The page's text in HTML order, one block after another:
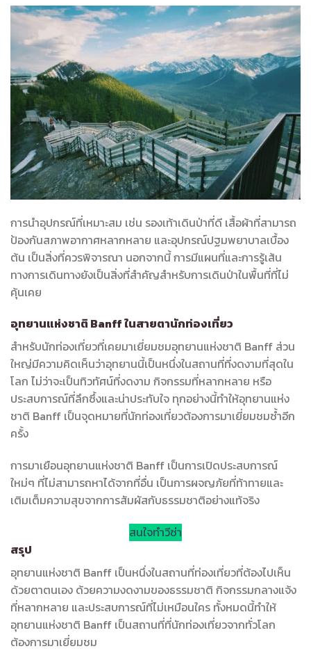
การนำอุปกรณ์ที่เหมาะสม เช่น รองเท้าเดินป่าที่ดี เสื้อผ้าที่สามารถ
ป้องกันสภาพอากาศหลากหลาย และอุปกรณ์ปฐมพยาบาลเบื้อง
ต้น เป็นสิ่งที่ควรพิจารณา นอกจากนี้ การมีแผนที่และการรู้เส้น
ทางการเดินทางยังเป็นสิ่งที่สำคัญสำหรับการเดินป่าในพื้นที่ที่ไม่
คุ้นเคย
อุทยานแห่งชาติ Banff ในสายตานักท่องเที่ยว
สำหรับนักท่องเที่ยวที่เคยมาเยี่ยมชมอุทยานแห่งชาติ Banff ส่วน
ใหญ่มีความคิดเห็นว่าอุทยานนี้เป็นหนึ่งในสถานที่ที่งดงามที่สุดใน
โลก ไม่ว่าจะเป็นทิวทัศน์ที่งดงาม กิจกรรมที่หลากหลาย หรือ
ประสบการณ์ที่ลึกซึ้งและน่าประทับใจ ทุกอย่างนี้ทำให้อุทยานแห่ง
ชาติ Banff เป็นจุดหมายที่นักท่องเที่ยวต้องการมาเยี่ยมชมซ้ำอีก
ครั้ง
การมาเยือนอุทยานแห่งชาติ Banff เป็นการเปิดประสบการณ์
ใหม่ๆ ที่ไม่สามารถหาได้จากที่อื่น เป็นการผจญภัยที่ท้าทายและ
เติมเต็มความสุขจากการสัมผัสกับธรรมชาติอย่างแท้จริง
สนใจทำวีซ่า
สรุป
อุทยานแห่งชาติ Banff เป็นหนึ่งในสถานที่ท่องเที่ยวที่ต้องไปเห็น
ด้วยตาตนเอง ด้วยความงดงามของธรรมชาติ กิจกรรมกลางแจ้ง
ที่หลากหลาย และประสบการณ์ที่ไม่เหมือนใคร ทั้งหมดนี้ทำให้
อุทยานแห่งชาติ Banff เป็นสถานที่ที่นักท่องเที่ยวจากทั่วโลก
ต้องการมาเยี่ยมชม